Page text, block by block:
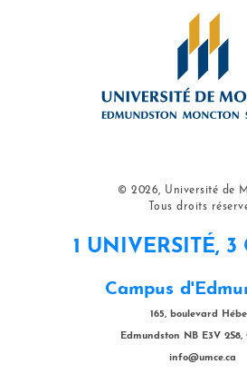
© 2026, Université de
Tous droits
1 UNIVERSITÉ, 3
Campus
165, boulevard
Edmundston NB E3V 2S8,
info@umce.ca